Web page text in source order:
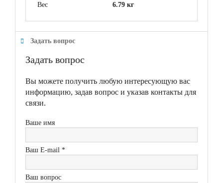
Вес
6.79 кг
Задать вопрос
Задать вопрос
Вы можете получить любую интересующую вас
информацию, задав вопрос и указав контакты для
связи.
Ваше имя
Ваш E-mail *
Ваш вопрос